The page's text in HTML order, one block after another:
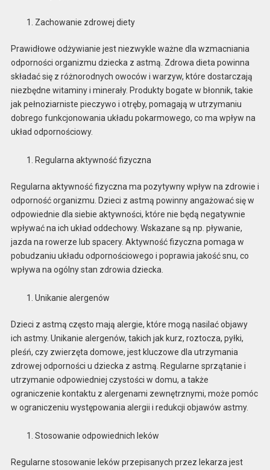
Zachowanie zdrowej diety
Prawidłowe odżywianie jest niezwykle ważne dla wzmacniania
odporności organizmu dziecka z astmą. Zdrowa dieta powinna
składać się z różnorodnych owoców i warzyw, które dostarczają
niezbędne witaminy i minerały. Produkty bogate w błonnik, takie
jak pełnoziarniste pieczywo i otręby, pomagają w utrzymaniu
dobrego funkcjonowania układu pokarmowego, co ma wpływ na
układ odpornościowy.
Regularna aktywność fizyczna
Regularna aktywność fizyczna ma pozytywny wpływ na zdrowie i
odporność organizmu. Dzieci z astmą powinny angażować się w
odpowiednie dla siebie aktywności, które nie będą negatywnie
wpływać na ich układ oddechowy. Wskazane są np. pływanie,
jazda na rowerze lub spacery. Aktywność fizyczna pomaga w
pobudzaniu układu odpornościowego i poprawia jakość snu, co
wpływa na ogólny stan zdrowia dziecka.
Unikanie alergenów
Dzieci z astmą często mają alergie, które mogą nasilać objawy
ich astmy. Unikanie alergenów, takich jak kurz, roztocza, pyłki,
pleśń, czy zwierzęta domowe, jest kluczowe dla utrzymania
zdrowej odporności u dziecka z astmą. Regularne sprzątanie i
utrzymanie odpowiedniej czystości w domu, a także
ograniczenie kontaktu z alergenami zewnętrznymi, może pomóc
w ograniczeniu występowania alergii i redukcji objawów astmy.
Stosowanie odpowiednich leków
Regularne stosowanie leków przepisanych przez lekarza jest